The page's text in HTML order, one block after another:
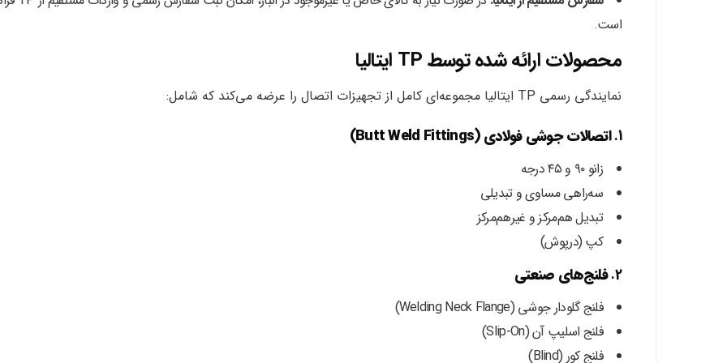
است.
محصولات ارائه شده توسط TP ایتالیا
نمایندگی رسمی TP ایتالیا مجموعه‌ای کامل از تجهیزات اتصال را عرضه می‌کند که شامل:
1. اتصالات جوشی فولادی (Butt Weld Fittings)
زانو ۹۰ و ۴۵ درجه
سه‌راهی مساوی و تبدیلی
تبدیل هم‌مرکز و غیرهم‌مرکز
کپ (درپوش)
2. فلنج‌های صنعتی
فلنج گلودار جوشی (Welding Neck Flange)
فلنج اسلیپ آن (Slip-On)
فلنج کور (Blind)